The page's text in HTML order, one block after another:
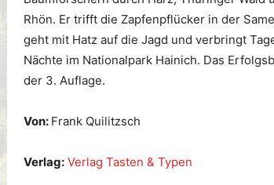
Rhön. Er trifft die Zapfenpflücker in der
geht mit Hatz auf die Jagd und verbringt
Nächte im Nationalpark Hainich. Das
der 3. Auflage.
Von: Frank Quilitzsch
Verlag: Verlag Tasten & Typen